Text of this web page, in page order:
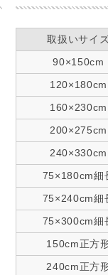
取扱いサイ
90×150cm
120×180cm
160×230cm
200×275cm
240×330cm
75×180cm細
75×240cm細
75×300cm細
150cm正方
240cm正方